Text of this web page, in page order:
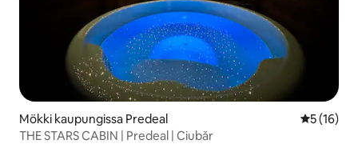
Mökki kaupungissa Predeal
5 (16)
THE STARS CABIN | Predeal | Ciubăr